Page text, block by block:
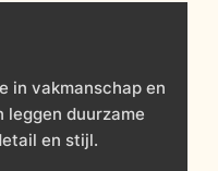
in vakmanschap en
leggen duurzame
en stijl.